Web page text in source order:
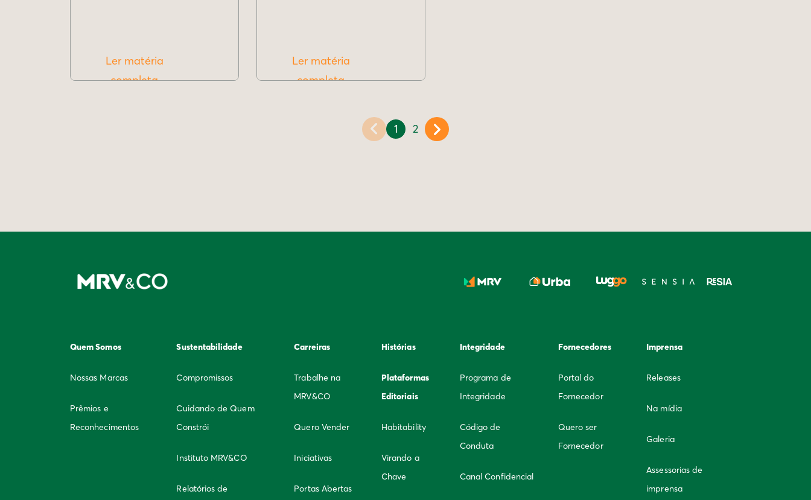
Ler matéria
completa
Ler matéria
completa
1 2
Quem Somos
Nossas Marcas
Prêmios e
Reconhecimentos
Sustentabilidade
Compromissos
Cuidando de Quem
Constrói
Instituto MRV&CO
Relatórios de
Carreiras
Trabalhe na
MRV&CO
Quero Vender
Iniciativas
Portas Abertas
Histórias
Plataformas
Editoriais
Habitability
Virando a
Chave
Integridade
Programa de
Integridade
Código de
Conduta
Canal Confidencial
Fornecedores
Portal do
Fornecedor
Quero ser
Fornecedor
Imprensa
Releases
Na mídia
Galeria
Assessorias de
imprensa